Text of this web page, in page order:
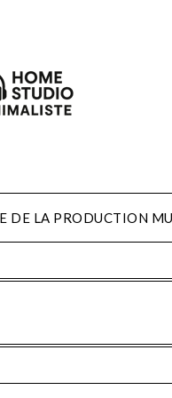
DE LA PRODUCTION